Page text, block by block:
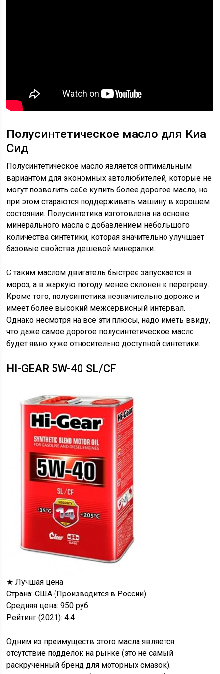
Полусинтетическое масло для Киа
Сид
Полусинтетическое масло является оптимальным
вариантом для экономных автолюбителей, которые не
могут позволить себе купить более дорогое масло, но
при этом стараются поддерживать машину в хорошем
состоянии. Полусинтетика изготовлена на основе
минерального масла с добавлением небольшого
количества синтетики, которая значительно улучшает
базовые свойства дешевой минералки.
С таким маслом двигатель быстрее запускается в
мороз, а в жаркую погоду менее склонен к перегреву.
Кроме того, полусинтетика незначительно дороже и
имеет более высокий межсервисный интервал.
Однако несмотря на все эти плюсы, надо иметь ввиду,
что даже самое дорогое полусинтетическое масло
будет явно хуже относительно доступной синтетики.
HI-GEAR 5W-40 SL/CF
★ Лучшая цена
Страна: США (Производится в России)
Средняя цена: 950 руб.
Рейтинг (2021): 4.4
Одним из преимуществ этого масла является
отсутствие подделок на рынке (это не самый
раскрученный бренд для моторных смазок).